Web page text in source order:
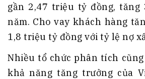
gần 2,47 triệu tỷ đồng, tăng
năm. Cho vay khách hàng
1,8 triệu tỷ đồng với tỷ lệ nợ
Nhiều tổ chức phân tích
khả năng tăng trưởng của